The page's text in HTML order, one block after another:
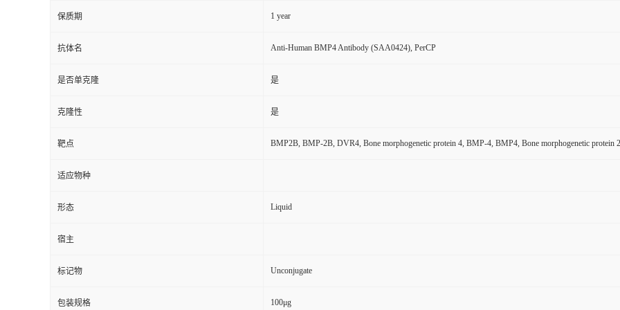
保质期 1 year
抗体名 Anti-Human BMP4 Antibody (SAA0424), PerCP
是否单克隆 是
克隆性 是
靶点 BMP2B, BMP-2B, DVR4, Bone morphogenetic protein 4, BMP-4, BMP4, Bone morphogenetic protein
适应物种
形态 Liquid
宿主
标记物 Unconjugate
包装规格 100μg